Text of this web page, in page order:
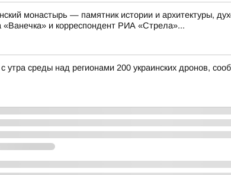
монастырь — памятник истории и архитектуры,
«Ванечка» и корреспондент РИА «Стрела»...
утра среды над регионами 200 украинских дронов,